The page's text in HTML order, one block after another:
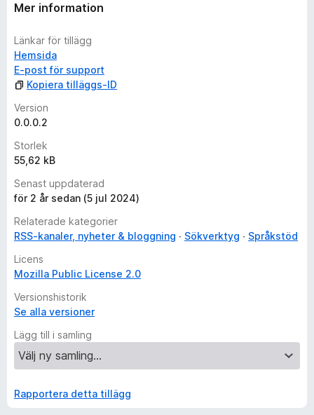
Mer information
Länkar för tillägg
Hemsida
E-post för support
Kopiera tilläggs-ID
Version
0.0.0.2
Storlek
55,62 kB
Senast uppdaterad
för 2 år sedan (5 jul 2024)
Relaterade kategorier
RSS-kanaler, nyheter & bloggning
Sökverktyg
Språkstöd
Licens
Mozilla Public License 2.0
Versionshistorik
Se alla versioner
Lägg till i samling
Rapportera detta tillägg